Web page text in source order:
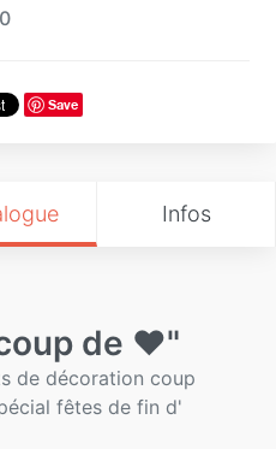
Save
Infos
de ❤"
de décoration coup
fêtes de fin d'